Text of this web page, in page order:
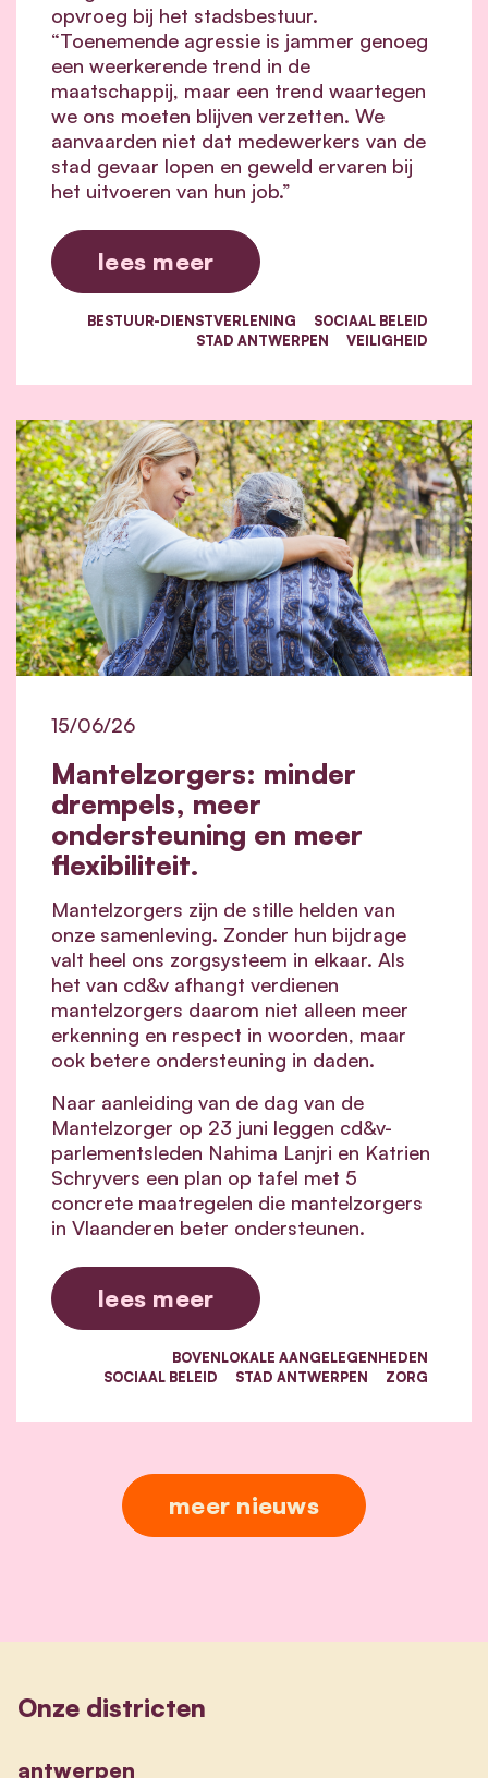
opvroeg bij het stadsbestuur.
“Toenemende agressie is jammer genoeg
een weerkerende trend in de
maatschappij, maar een trend waartegen
we ons moeten blijven verzetten. We
aanvaarden niet dat medewerkers van de
stad gevaar lopen en geweld ervaren bij
het uitvoeren van hun job.”
lees meer
BESTUUR-DIENSTVERLENING
SOCIAAL BELEID
STAD ANTWERPEN
VEILIGHEID
Mantelzorgers: minder
drempels, meer
ondersteuning en meer
flexibiliteit.
15/06/26
Mantelzorgers zijn de stille helden van
onze samenleving. Zonder hun bijdrage
valt heel ons zorgsysteem in elkaar. Als
het van cd&v afhangt verdienen
mantelzorgers daarom niet alleen meer
erkenning en respect in woorden, maar
ook betere ondersteuning in daden.
Naar aanleiding van de dag van de
Mantelzorger op 23 juni leggen cd&v-
parlementsleden Nahima Lanjri en Katrien
Schryvers een plan op tafel met 5
concrete maatregelen die mantelzorgers
in Vlaanderen beter ondersteunen.
lees meer
BOVENLOKALE AANGELEGENHEDEN
SOCIAAL BELEID
STAD ANTWERPEN ZORG
meer nieuws
Onze districten
antwerpen